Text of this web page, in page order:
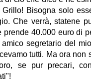
Bisogna solo
Che verrà, statene
40.000 euro di
segretario del
tutti. Ma ora non
se pur precari,